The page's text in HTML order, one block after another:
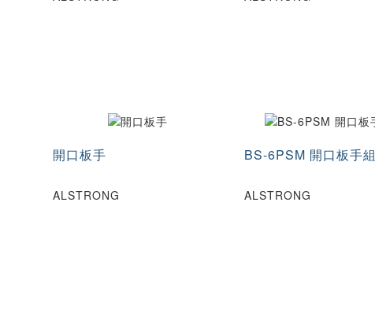
開口板手
ALSTRONG
BS-6PSM 開口板手組
ALSTRONG